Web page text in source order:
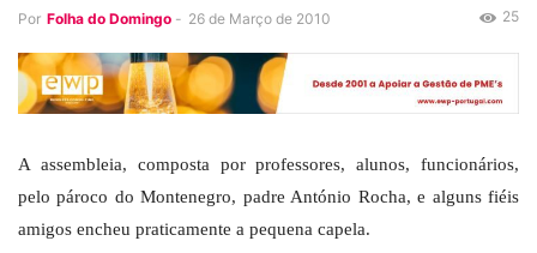
Por Folha do Domingo - 26 de Março de 2010 25
A assembleia, composta por professores, alunos, funcionários,
pelo pároco do Montenegro, padre António Rocha, e alguns fiéis
amigos encheu praticamente a pequena capela.